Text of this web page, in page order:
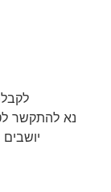
נא להתקשר לטלפון 050-2602666
יושבים